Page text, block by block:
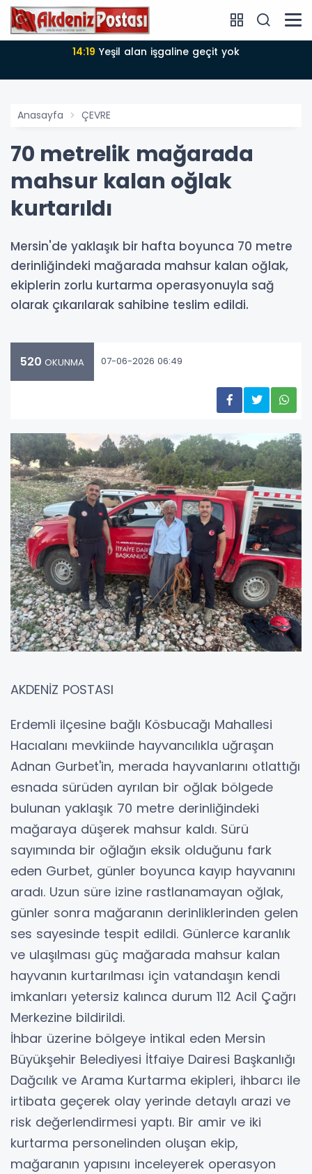
14:19 Yeşil alan işgaline geçit yok
Anasayfa ÇEVRE
70 metrelik mağarada
mahsur kalan oğlak
kurtarıldı
Mersin'de yaklaşık bir hafta boyunca 70 metre
derinliğindeki mağarada mahsur kalan oğlak,
ekiplerin zorlu kurtarma operasyonuyla sağ
olarak çıkarılarak sahibine teslim edildi.
520 OKUNMA 07-06-2026 06:49
AKDENİZ POSTASI
Erdemli ilçesine bağlı Kösbucağı Mahallesi
Hacıalanı mevkiinde hayvancılıkla uğraşan
Adnan Gurbet'in, merada hayvanlarını otlattığı
esnada sürüden ayrılan bir oğlak bölgede
bulunan yaklaşık 70 metre derinliğindeki
mağaraya düşerek mahsur kaldı. Sürü
sayımında bir oğlağın eksik olduğunu fark
eden Gurbet, günler boyunca kayıp hayvanını
aradı. Uzun süre izine rastlanamayan oğlak,
günler sonra mağaranın derinliklerinden gelen
ses sayesinde tespit edildi. Günlerce karanlık
ve ulaşılması güç mağarada mahsur kalan
hayvanın kurtarılması için vatandaşın kendi
imkanları yetersiz kalınca durum 112 Acil Çağrı
Merkezine bildirildi.
İhbar üzerine bölgeye intikal eden Mersin
Büyükşehir Belediyesi İtfaiye Dairesi Başkanlığı
Dağcılık ve Arama Kurtarma ekipleri, ihbarcı ile
irtibata geçerek olay yerinde detaylı arazi ve
risk değerlendirmesi yaptı. Bir amir ve iki
kurtarma personelinden oluşan ekip,
mağaranın yapısını inceleyerek operasyon